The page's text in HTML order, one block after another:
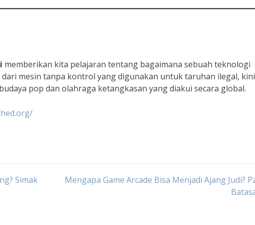
memberikan kita pelajaran tentang bagaimana sebuah teknologi
mesin tanpa kontrol yang digunakan untuk taruhan ilegal, kini
pop dan olahraga ketangkasan yang diakui secara global.
Simak
Mengapa Game Arcade Bisa Menjadi Ajang Judi?